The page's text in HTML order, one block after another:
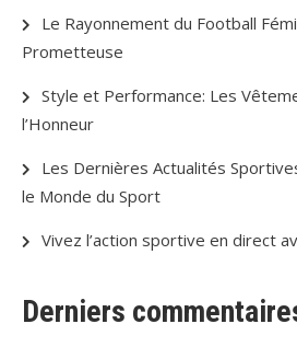
Le Rayonnement du Football
Prometteuse
Style et Performance: Les
l’Honneur
Les Dernières Actualités
le Monde du Sport
Vivez l’action sportive en direct
Derniers